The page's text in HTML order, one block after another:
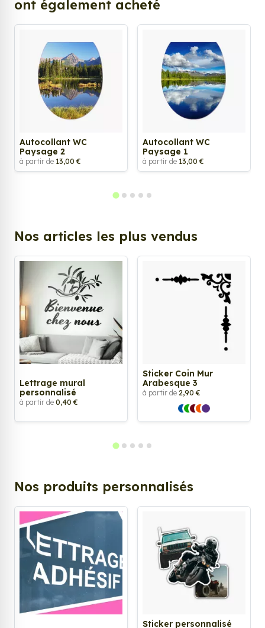
ont également acheté
Autocollant WC
Paysage 2
à partir de 13,00 €
Autocollant WC
Paysage 1
à partir de 13,00 €
Nos articles les plus vendus
Lettrage mural
personnalisé
à partir de 0,40 €
Sticker Coin Mur
Arabesque 3
à partir de 2,90 €
Nos produits personnalisés
Sticker personnalisé